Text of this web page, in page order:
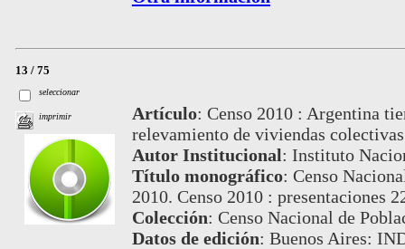
13 / 75
seleccionar
imprimir Artículo: Censo 2010 : Argentina
relevamiento de viviendas
Autor Institucional: Instituto
Título monográfico: Censo
2010. Censo 2010 : presentaciones
Colección: Censo Nacional de
Datos de edición: Buenos Aires: